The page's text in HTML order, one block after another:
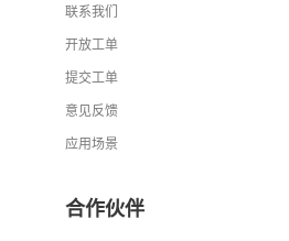
联系我们
开放工单
提交工单
意见反馈
应用场景
合作伙伴